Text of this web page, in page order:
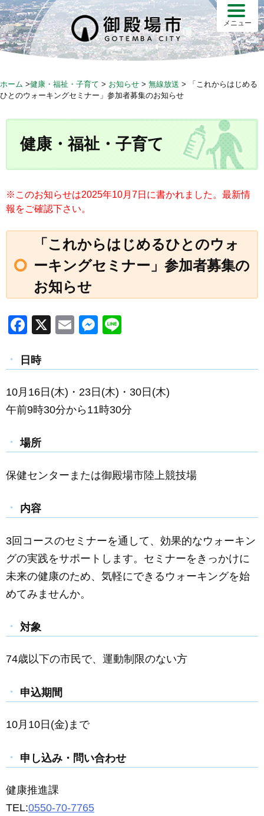
S
k
i
p
c
メニュー
ホーム >健康・福祉・子育て > お知らせ > 無線放送 >
「これからはじめる
ひとのウォーキングセミナー」参加者募集のお知らせ
健康・福祉・子育て
※このお知らせは2025年10月7日に書かれました。最新情
報をご確認下さい。
「これからはじめるひとのウォ
ーキングセミナー」参加者募集の
お知らせ
F
c
b
o
o
k
X
E
M
n
g
日時
10月16日(木)・23日(木)・30日(木)
午前9時30分から11時30分
場所
保健センターまたは御殿場市陸上競技場
内容
3回コースのセミナーを通して、効果的なウォーキン
グの実践をサポートします。セミナーをきっかけに
未来の健康のため、気軽にできるウォーキングを始
めてみませんか。
対象
74歳以下の市民で、運動制限のない方
申込期間
10月10日(金)まで
申し込み・問い合わせ
健康推進課
TEL:0550-70-7765